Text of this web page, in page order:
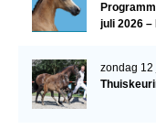
Informatie
NRPS-
juli 2026 –
zondag 12